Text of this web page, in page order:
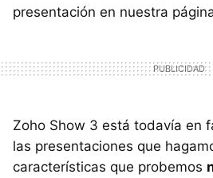
presentación en nuestra
Zoho Show 3 está todavía en
las presentaciones que
características que probemos